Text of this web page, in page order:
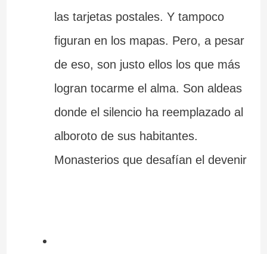
las tarjetas postales. Y tampoco
figuran en los mapas. Pero, a pesar
de eso, son justo ellos los que más
logran tocarme el alma. Son aldeas
donde el silencio ha reemplazado al
alboroto de sus habitantes.
Monasterios que desafían el devenir